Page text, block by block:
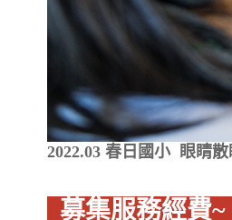
2022.03 春日國小 眼睛
募集服務經費